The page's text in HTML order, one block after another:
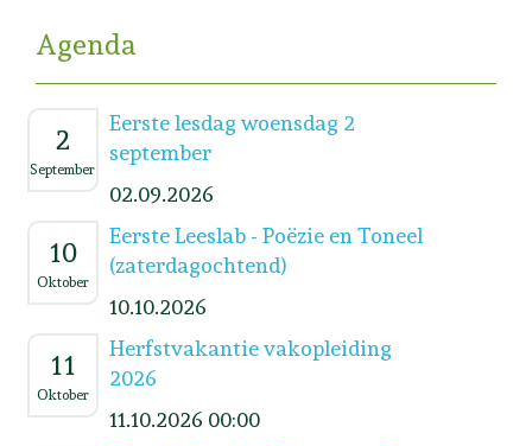
Agenda
2
September
Eerste lesdag woensdag 2
september
02.09.2026
10
Oktober
Eerste Leeslab - Poëzie en Toneel
(zaterdagochtend)
10.10.2026
11
Oktober
Herfstvakantie vakopleiding
2026
11.10.2026 00:00